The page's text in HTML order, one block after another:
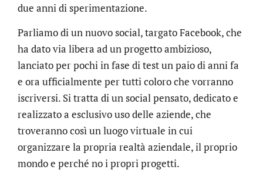
due anni di sperimentazione.
Parliamo di un nuovo social, targato Facebook, che
ha dato via libera ad un progetto ambizioso,
lanciato per pochi in fase di test un paio di anni fa
e ora ufficialmente per tutti coloro che vorranno
iscriversi. Si tratta di un social pensato, dedicato e
realizzato a esclusivo uso delle aziende, che
troveranno così un luogo virtuale in cui
organizzare la propria realtà aziendale, il proprio
mondo e perché no i propri progetti.